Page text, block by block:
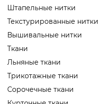
Штапельные нитки
Текстурированные нитки
Вышивальные нитки
Ткани
Льняные ткани
Трикотажные ткани
Сорочечные ткани